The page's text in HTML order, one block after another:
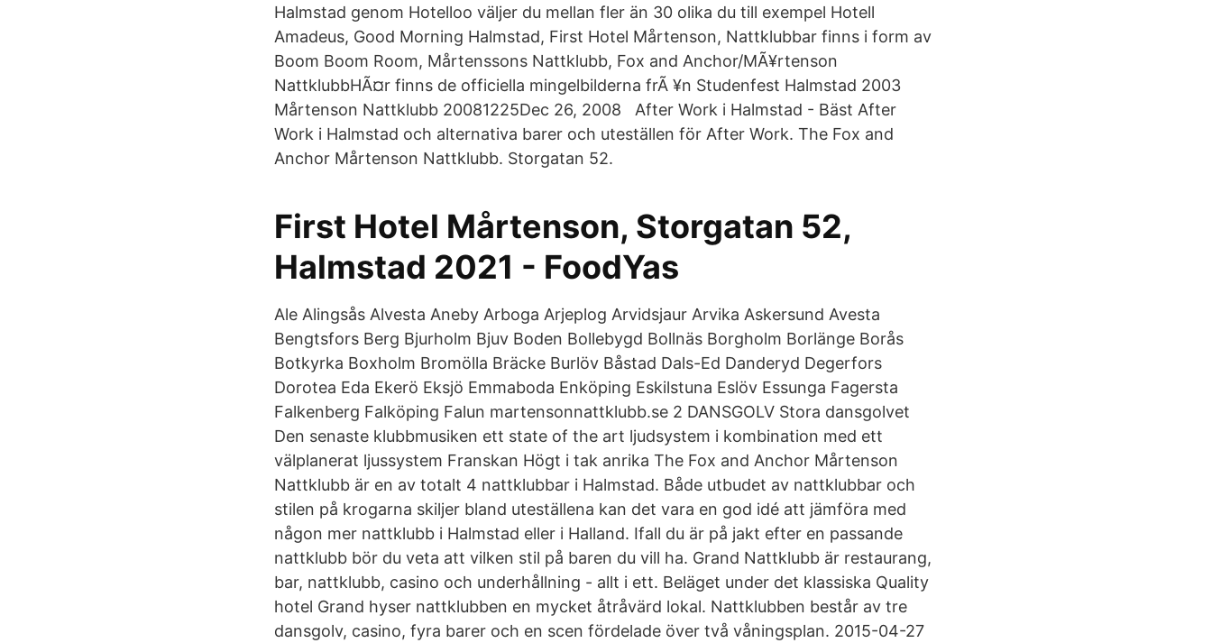
Halmstad genom Hotelloo väljer du mellan fler än 30 olika du till exempel Hotell
Amadeus, Good Morning Halmstad, First Hotel Mårtenson, Nattklubbar finns i form av
Boom Boom Room, Mårtenssons Nattklubb, Fox and Anchor/MÃ¥rtenson
NattklubbHÃ¤r finns de officiella mingelbilderna frÃ ¥n Studenfest Halmstad 2003
Mårtenson Nattklubb 20081225Dec 26, 2008 After Work i Halmstad - Bäst After
Work i Halmstad och alternativa barer och uteställen för After Work. The Fox and
Anchor Mårtenson Nattklubb. Storgatan 52.
First Hotel Mårtenson, Storgatan 52,
Halmstad 2021 - FoodYas
Ale Alingsås Alvesta Aneby Arboga Arjeplog Arvidsjaur Arvika Askersund Avesta
Bengtsfors Berg Bjurholm Bjuv Boden Bollebygd Bollnäs Borgholm Borlänge Borås
Botkyrka Boxholm Bromölla Bräcke Burlöv Båstad Dals-Ed Danderyd Degerfors
Dorotea Eda Ekerö Eksjö Emmaboda Enköping Eskilstuna Eslöv Essunga Fagersta
Falkenberg Falköping Falun martensonnattklubb.se 2 DANSGOLV Stora dansgolvet
Den senaste klubbmusiken ett state of the art ljudsystem i kombination med ett
välplanerat ljussystem Franskan Högt i tak anrika The Fox and Anchor Mårtenson
Nattklubb är en av totalt 4 nattklubbar i Halmstad. Både utbudet av nattklubbar och
stilen på krogarna skiljer bland uteställena kan det vara en god idé att jämföra med
någon mer nattklubb i Halmstad eller i Halland. Ifall du är på jakt efter en passande
nattklubb bör du veta att vilken stil på baren du vill ha. Grand Nattklubb är restaurang,
bar, nattklubb, casino och underhållning - allt i ett. Beläget under det klassiska Quality
hotel Grand hyser nattklubben en mycket åtråvärd lokal. Nattklubben består av tre
dansgolv, casino, fyra barer och en scen fördelade över två våningsplan. 2015-04-27